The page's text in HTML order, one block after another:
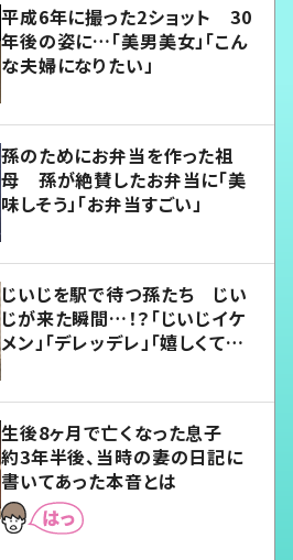
平成6年に撮った2ショット 30
年後の姿に…「美男美女」「こん
な夫婦になりたい」
孫のためにお弁当を作った祖
母 孫が絶賛したお弁当に「美
味しそう」「お弁当すごい」
じいじを駅で待つ孫たち じい
じが来た瞬間…！？「じいじイケ
メン」「デレッデレ」「嬉しくて可
生後8ヶ月で亡くなった息子
約3年半後、当時の妻の日記に
書いてあった本音とは